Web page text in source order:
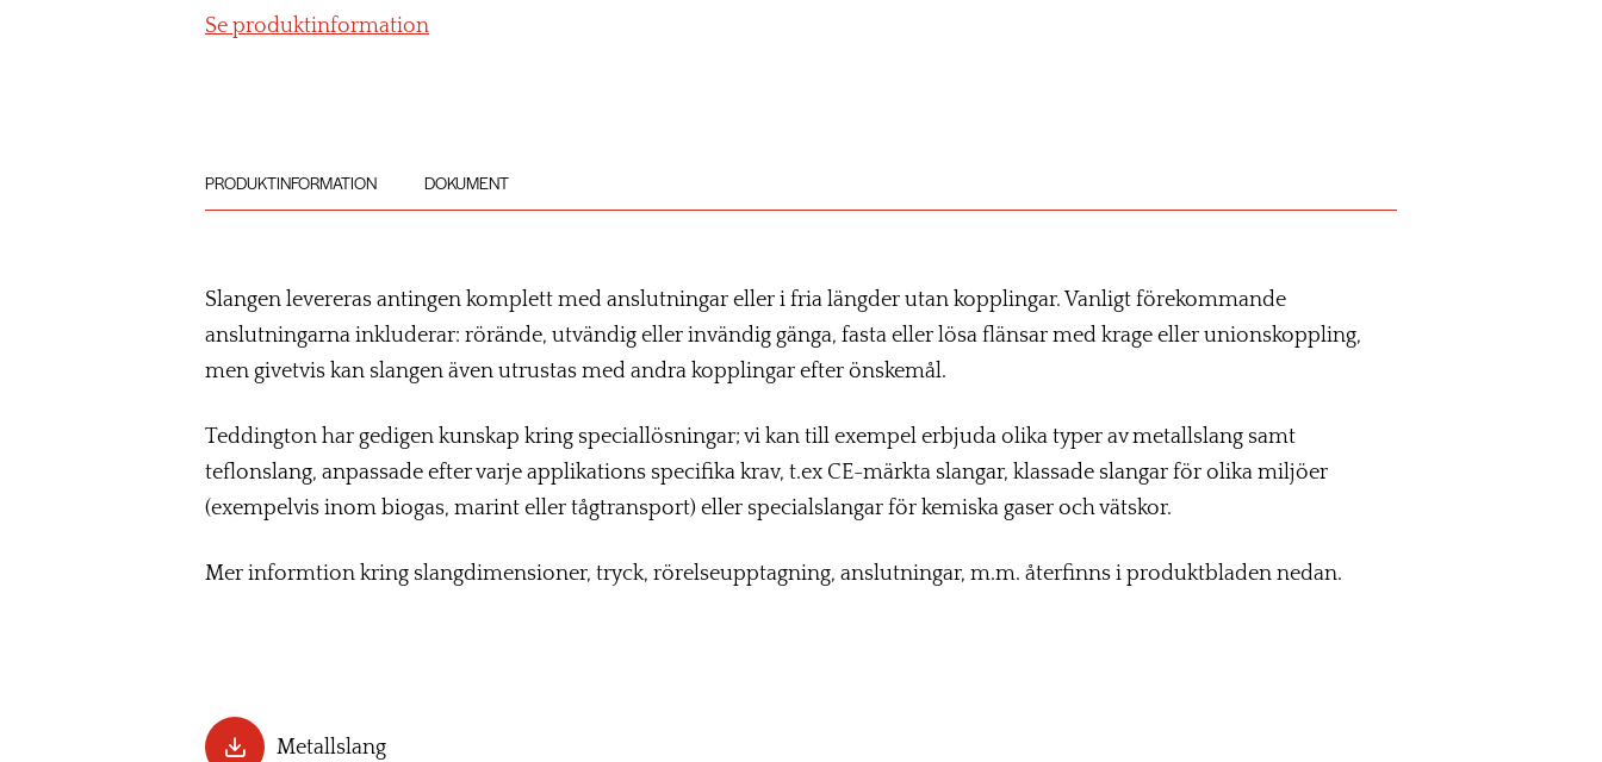
Se produktinformation
PRODUKTINFORMATION DOKUMENT
Slangen levereras antingen komplett med anslutningar eller i fria längder utan kopplingar. Vanligt förekommande
anslutningarna inkluderar: rörände, utvändig eller invändig gänga, fasta eller lösa flänsar med krage eller unionskoppling,
men givetvis kan slangen även utrustas med andra kopplingar efter önskemål.
Teddington har gedigen kunskap kring speciallösningar; vi kan till exempel erbjuda olika typer av metallslang samt
teflonslang, anpassade efter varje applikations specifika krav, t.ex CE-märkta slangar, klassade slangar för olika miljöer
(exempelvis inom biogas, marint eller tågtransport) eller specialslangar för kemiska gaser och vätskor.
Mer informtion kring slangdimensioner, tryck, rörelseupptagning, anslutningar, m.m. återfinns i produktbladen nedan.
Metallslang